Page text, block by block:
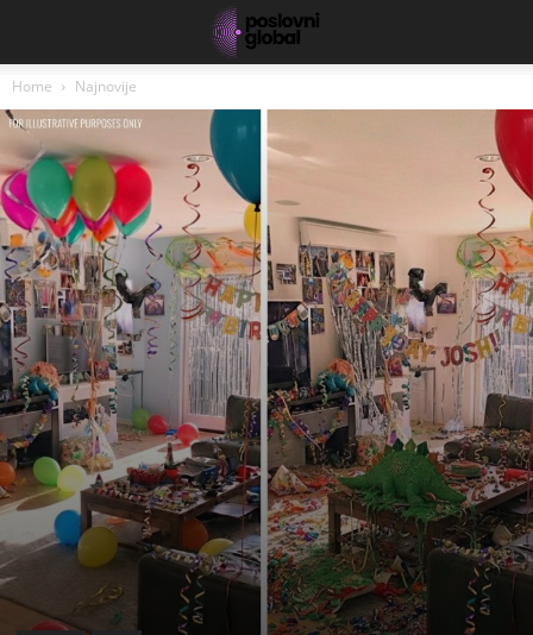
Home Najnovije